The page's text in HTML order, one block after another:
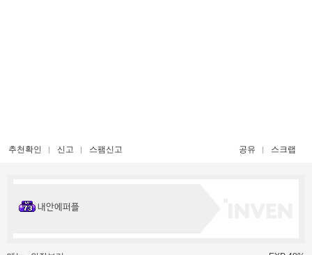
추천확인 신고 스팸신고 공유 스크랩
내안에퍼플